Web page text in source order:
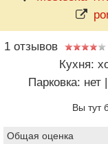
1 отзывов
Кухня:
Парковка: нет |
Вы тут
Общая оценка